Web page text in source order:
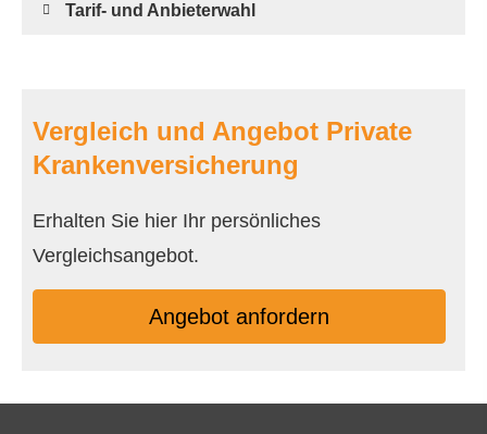
Tarif- und Anbieterwahl
Vergleich und Angebot Private
Kranken­ver­si­che­rung
Erhalten Sie hier Ihr persönliches
Vergleichsangebot.
An­ge­bot an­for­dern